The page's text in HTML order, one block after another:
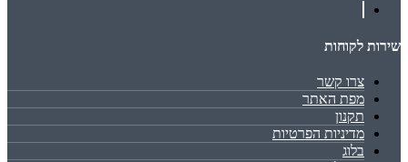
שירות לקוחות
צרו קשר
מפת האתר
תקנון
מדיניות הפרטיות
בלוג